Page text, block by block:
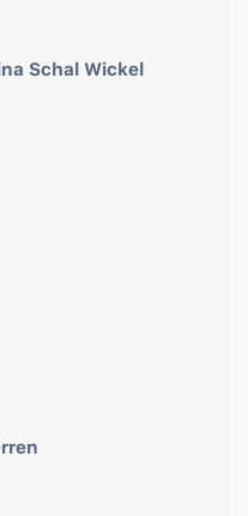
Schal Wickel